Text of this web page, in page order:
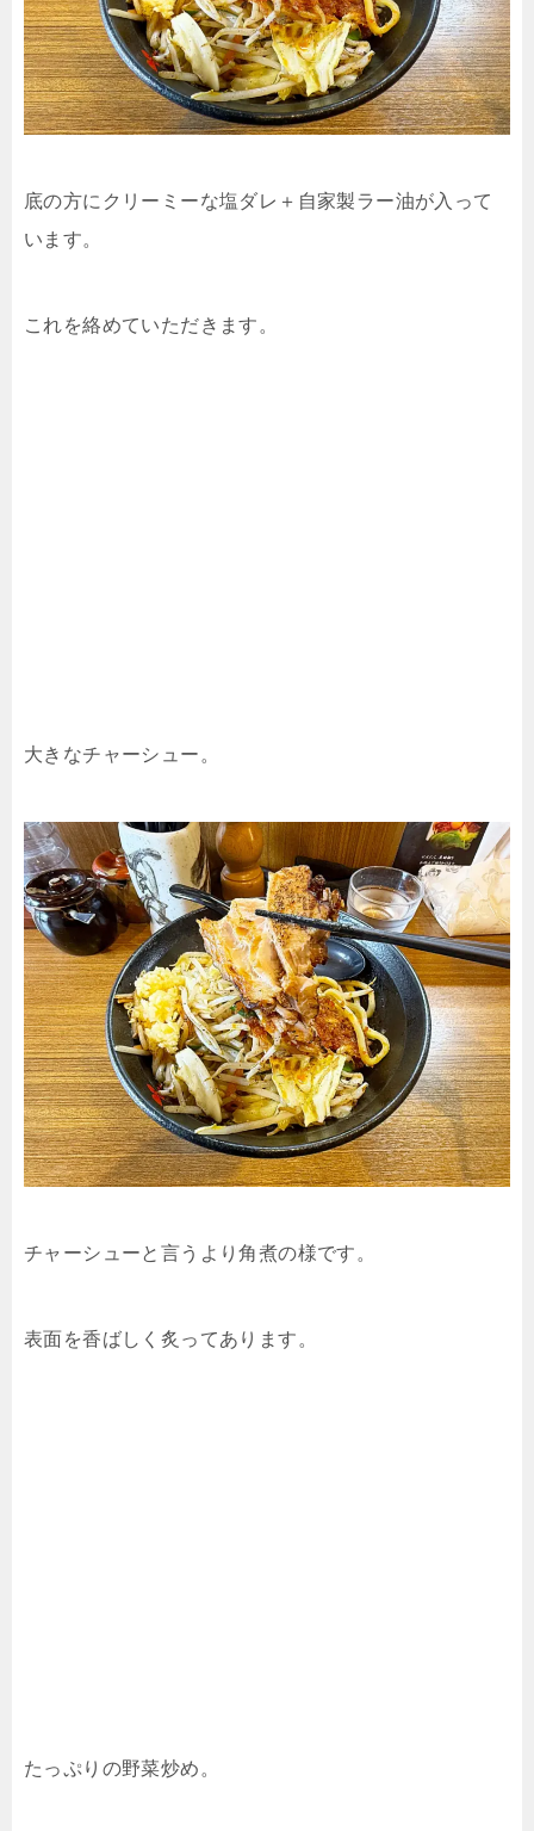
底の方にクリーミーな塩ダレ＋自家製ラー油が入って
います。
これを絡めていただきます。
大きなチャーシュー。
チャーシューと言うより角煮の様です。
表面を香ばしく炙ってあります。
たっぷりの野菜炒め。